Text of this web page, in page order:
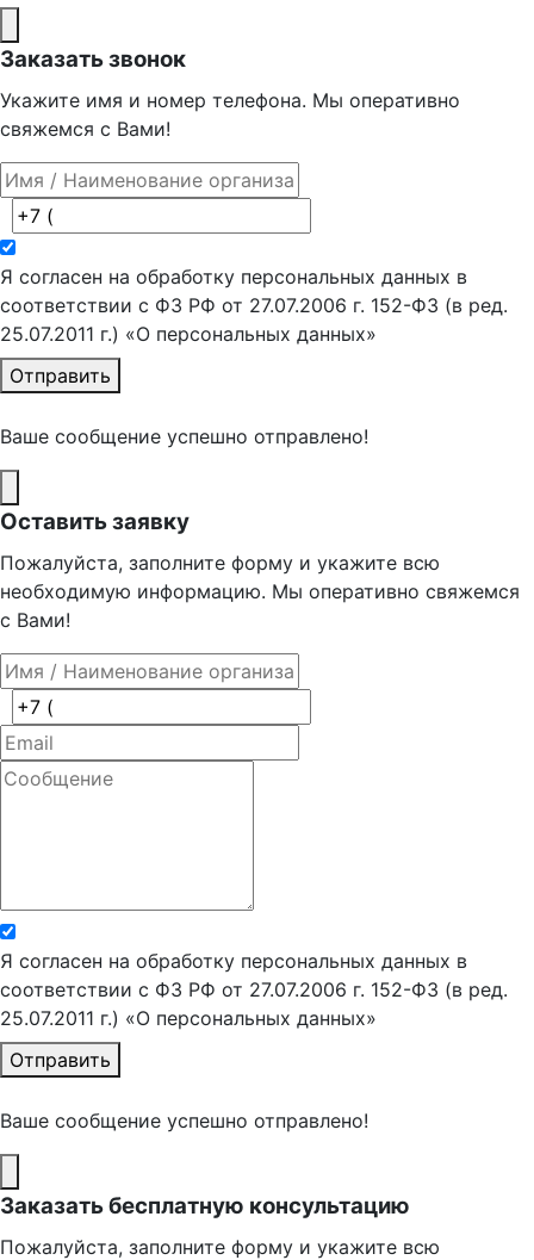
Заказать звонок
Укажите имя и номер телефона. Мы оперативно
свяжемся с Вами!
Я согласен на обработку персональных данных в
соответствии с ФЗ РФ от 27.07.2006 г. 152-ФЗ (в ред.
25.07.2011 г.) «О персональных данных»
Отправить
Ваше сообщение успешно отправлено!
Оставить заявку
Пожалуйста, заполните форму и укажите всю
необходимую информацию. Мы оперативно свяжемся
с Вами!
Я согласен на обработку персональных данных в
соответствии с ФЗ РФ от 27.07.2006 г. 152-ФЗ (в ред.
25.07.2011 г.) «О персональных данных»
Отправить
Ваше сообщение успешно отправлено!
Заказать бесплатную консультацию
Пожалуйста, заполните форму и укажите всю